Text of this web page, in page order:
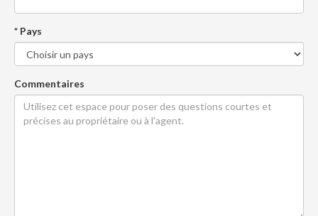
* Pays
Commentaires